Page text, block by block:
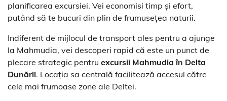
planificarea excursiei. Vei economisi timp și efort,
putând să te bucuri din plin de frumusețea naturii.
Indiferent de mijlocul de transport ales pentru a ajunge
la Mahmudia, vei descoperi rapid că este un punct de
plecare strategic pentru excursii Mahmudia în Delta
Dunării. Locația sa centrală facilitează accesul către
cele mai frumoase zone ale Deltei.